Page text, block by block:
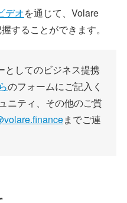
デオを通じて、Volare
することができます。
としてのビジネス提携
のフォームにご記入く
ニティ、その他のご質
までご連